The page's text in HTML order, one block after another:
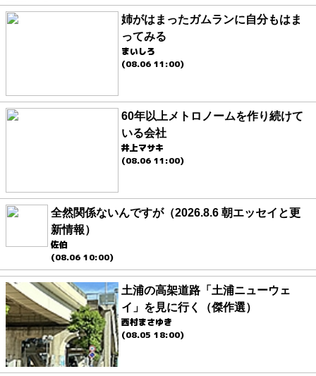
姉がはまったガムランに自分もはま
ってみる
まいしろ
(08.06 11:00)
60年以上メトロノームを作り続けて
いる会社
井上マサキ
(08.06 11:00)
全然関係ないんですが（2026.8.6 朝エッセイと更
新情報）
佐伯
(08.06 10:00)
土浦の高架道路「土浦ニューウェ
イ」を見に行く（傑作選）
西村まさゆき
(08.05 18:00)